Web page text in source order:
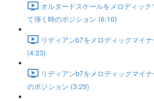
オルタードスケールをメロディック
て弾く時のポジション (6:10)
リディアンb7をメロディックマイ
(4:23)
リディアンb7をメロディックマイ
のポジション (3:29)